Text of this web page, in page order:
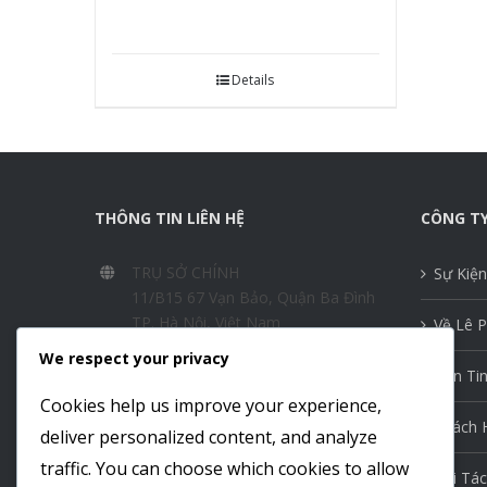
Details
THÔNG TIN LIÊN HỆ
TRỤ SỞ CHÍNH
11/B15 67 Vạn Bảo, Quận Ba Đình
TP. Hà Nội, Việt Nam
Chi Nhánh TP. Hồ Chí Minh
TP. Hồ Chí Minh, Việt Nam
+84 (24) 3211 5999 / 3211 5777
info@lepham.vn
CÔNG
Sự Kiện
Về Lê
Bản Tin
Khách
Đối Tác
We respect your privacy
Cookies help us improve your experience,
deliver personalized content, and analyze
traffic. You can choose which cookies to allow